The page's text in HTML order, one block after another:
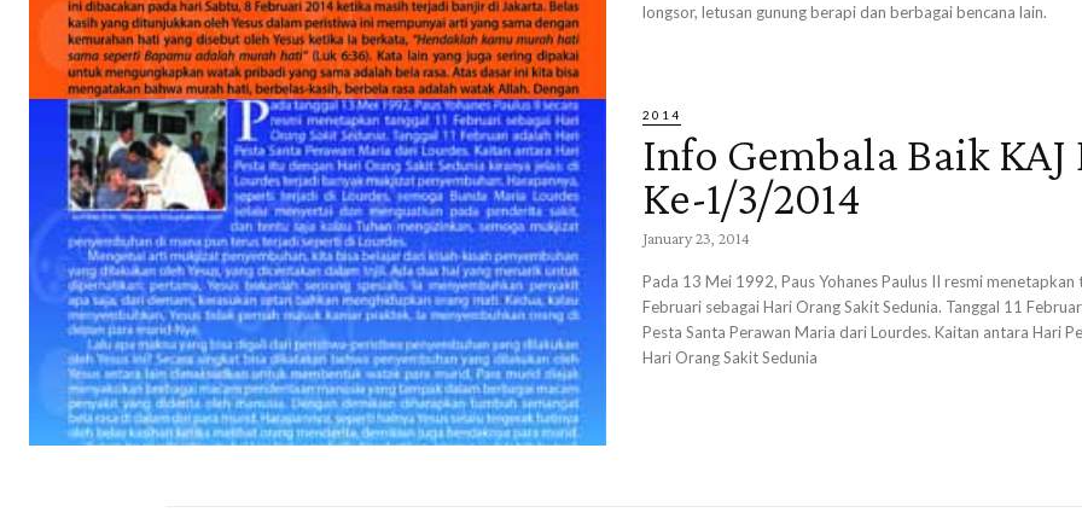
longsor, letusan gunung berapi dan berbagai bencana lain.
2014
Info Gembala Baik KAJ
Ke-1/3/2014
January 23, 2014
Pada 13 Mei 1992, Paus Yohanes Paulus II resmi menetapkan
Februari sebagai Hari Orang Sakit Sedunia. Tanggal 11
Pesta Santa Perawan Maria dari Lourdes. Kaitan antara Hari
Hari Orang Sakit Sedunia